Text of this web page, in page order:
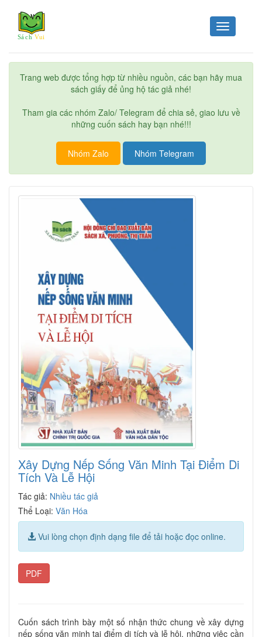
Toggle
navigation
Trang web được tổng hợp từ nhiều nguồn, các bạn hãy mua
sách giấy để ủng hộ tác giả nhé!
Tham gia các nhóm Zalo/ Telegram để chia sẻ, giao lưu về
những cuốn sách hay bạn nhé!!!
Nhóm Zalo Nhóm Telegram
Xây Dựng Nếp Sống Văn Minh Tại Điểm Di
Tích Và Lễ Hội
Tác giả: Nhiều tác giả
Thể Loại: Văn Hóa
Vui lòng chọn định dạng file để tải hoặc đọc online.
PDF
Cuốn sách trình bày một số nhận thức chung về xây dựng
nếp sống văn minh tại điểm di tích và lễ hội, những việc cần